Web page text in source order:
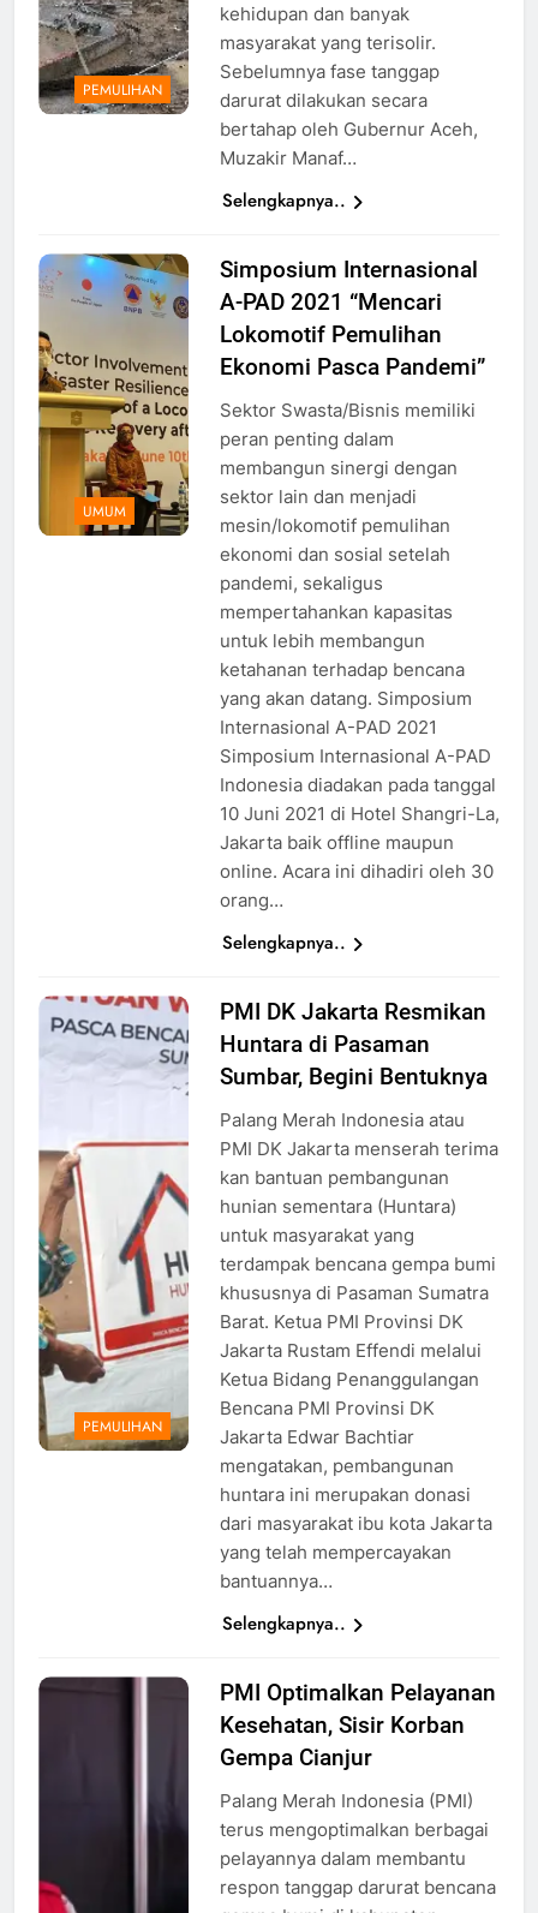
PEMULIHAN
kehidupan dan banyak
masyarakat yang terisolir.
Sebelumnya fase tanggap
darurat dilakukan secara
bertahap oleh Gubernur Aceh,
Muzakir Manaf…
Selengkapnya..
UMUM
Simposium Internasional
A-PAD 2021 “Mencari
Lokomotif Pemulihan
Ekonomi Pasca Pandemi”
Sektor Swasta/Bisnis memiliki
peran penting dalam
membangun sinergi dengan
sektor lain dan menjadi
mesin/lokomotif pemulihan
ekonomi dan sosial setelah
pandemi, sekaligus
mempertahankan kapasitas
untuk lebih membangun
ketahanan terhadap bencana
yang akan datang. Simposium
Internasional A-PAD 2021
Simposium Internasional A-PAD
Indonesia diadakan pada tanggal
10 Juni 2021 di Hotel Shangri-La,
Jakarta baik offline maupun
online. Acara ini dihadiri oleh 30
orang…
Selengkapnya..
penyerahan
simbolis
huntara,
Maulana
PEMULIHAN
PMI DK Jakarta Resmikan
Huntara di Pasaman
Sumbar, Begini Bentuknya
Palang Merah Indonesia atau
PMI DK Jakarta menserah terima
kan bantuan pembangunan
hunian sementara (Huntara)
untuk masyarakat yang
terdampak bencana gempa bumi
khususnya di Pasaman Sumatra
Barat. Ketua PMI Provinsi DK
Jakarta Rustam Effendi melalui
Ketua Bidang Penanggulangan
Bencana PMI Provinsi DK
Jakarta Edwar Bachtiar
mengatakan, pembangunan
huntara ini merupakan donasi
dari masyarakat ibu kota Jakarta
yang telah mempercayakan
bantuannya…
Selengkapnya..
PMI Optimalkan Pelayanan
Kesehatan, Sisir Korban
Gempa Cianjur
Palang Merah Indonesia (PMI)
terus mengoptimalkan berbagai
pelayannya dalam membantu
respon tanggap darurat bencana